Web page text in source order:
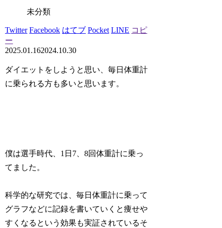
未分類
Twitter Facebook はてブ Pocket LINE コピ
ー
2025.01.162024.10.30
ダイエットをしようと思い、毎日体重計
に乗られる方も多いと思います。
僕は選手時代、1日7、8回体重計に乗っ
てました。
科学的な研究では、毎日体重計に乗って
グラフなどに記録を書いていくと痩せや
すくなるという効果も実証されているそ